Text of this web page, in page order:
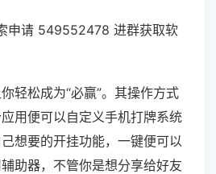
申请 549552478 进群获取软
轻松成为“必赢”。其操作方式
用便可以自定义手机打牌系统
想要的开挂功能，一键便可以
助器，不管你是想分享给好友